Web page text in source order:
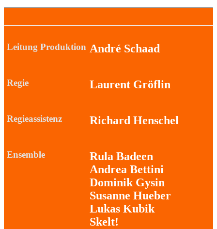
Leitung Produktion André Schaad
Regie Laurent Gröflin
Regieassistenz Richard Henschel
Ensemble
Rula Badeen
Andrea Bettini
Dominik Gysin
Susanne Hueber
Lukas Kubik
Skelt!